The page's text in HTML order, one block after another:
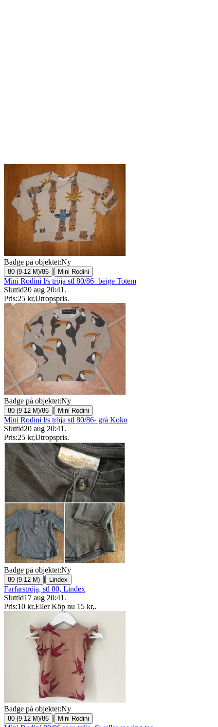
Badge på objektet:Ny
80 (9-12 M)/86 | Mini Rodini
Mini Rodini l/s tröja stl 80/86- beige Totem
Sluttid20 aug 20:41 .
Pris:25 kr,Utropspris.
Badge på objektet:Ny
80 (9-12 M)/86 | Mini Rodini
Mini Rodini l/s tröja stl 80/86- grå Koko
Sluttid20 aug 20:41 .
Pris:25 kr,Utropspris.
Badge på objektet:Ny
80 (9-12 M) | Lindex
Farfarströja, stl 80, Lindex
Sluttid17 aug 20:41 .
Pris:10 kr,Eller Köp nu 15 kr,.
Badge på objektet:Ny
80 (9-12 M)/86 | Mini Rodini